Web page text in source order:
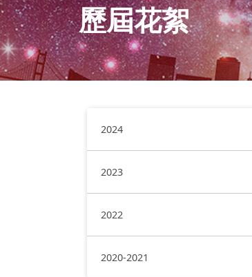
歷屆花絮
2024
2023
2022
2020-2021